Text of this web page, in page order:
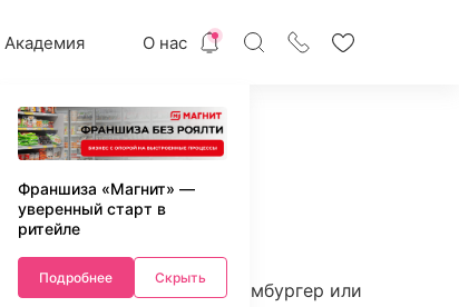
Академия О нас
Франшиза «Магнит» —
уверенный старт в
ритейле
Подробнее Скрыть
А вот сочная шаурма, гамбургер или